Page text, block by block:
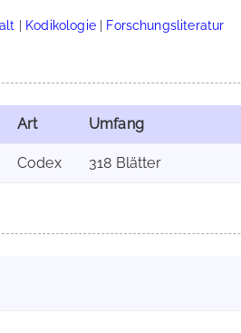
| Kodikologie| Forschungsliteratur
Art Umfang
Codex 318 Blätter